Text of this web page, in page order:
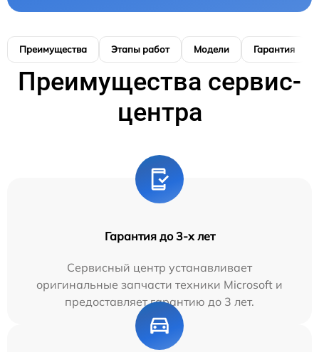
Преимущества Этапы работ Модели Гарантия
Преимущества сервис-
центра
Гарантия до 3-х лет
Сервисный центр устанавливает
оригинальные запчасти техники Microsoft и
предоставляет гарантию до 3 лет.